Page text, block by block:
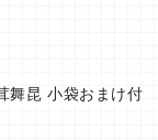
昆 小袋おまけ付